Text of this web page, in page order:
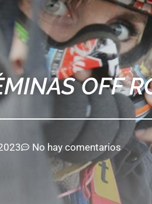
OFF
No hay comentarios